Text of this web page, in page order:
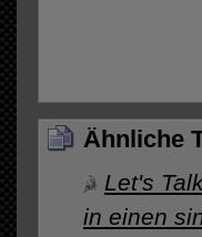
Ähnliche
Let's
in einen